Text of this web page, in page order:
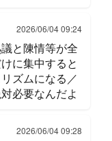
2026/06/04 09:24
と陳情等が全
に集中すると
ズムになる／
必要なんだよ
2026/06/04 09:28